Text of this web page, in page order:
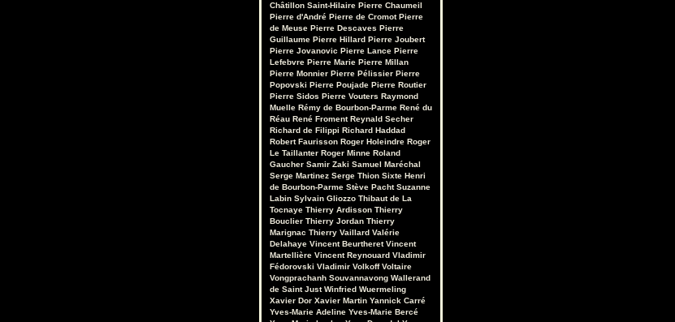
Châtillon Saint-Hilaire Pierre Chaumeil
Pierre d'André Pierre de Cromot Pierre
de Meuse Pierre Descaves Pierre
Guillaume Pierre Hillard Pierre Joubert
Pierre Jovanovic Pierre Lance Pierre
Lefebvre Pierre Marie Pierre Millan
Pierre Monnier Pierre Pélissier Pierre
Popovski Pierre Poujade Pierre Routier
Pierre Sidos Pierre Vouters Raymond
Muelle Rémy de Bourbon-Parme René du
Réau René Froment Reynald Secher
Richard de Filippi Richard Haddad
Robert Faurisson Roger Holeindre Roger
Le Taillanter Roger Minne Roland
Gaucher Samir Zaki Samuel Maréchal
Serge Martinez Serge Thion Sixte Henri
de Bourbon-Parme Stève Pacht Suzanne
Labin Sylvain Gliozzo Thibaut de La
Tocnaye Thierry Ardisson Thierry
Bouclier Thierry Jordan Thierry
Marignac Thierry Vaillard Valérie
Delahaye Vincent Beurtheret Vincent
Martellière Vincent Reynouard Vladimir
Fédorovski Vladimir Volkoff Voltaire
Vongprachanh Souvannavong Wallerand
de Saint Just Winfried Wuermeling
Xavier Dor Xavier Martin Yannick Carré
Yves-Marie Adeline Yves-Marie Bercé